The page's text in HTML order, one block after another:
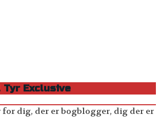
Tyr Exclusive
for dig, der er bogblogger, dig der er